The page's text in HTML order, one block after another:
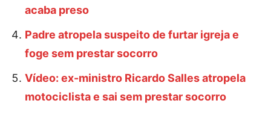
acaba preso
Padre atropela suspeito de furtar igreja e
foge sem prestar socorro
Vídeo: ex-ministro Ricardo Salles atropela
motociclista e sai sem prestar socorro